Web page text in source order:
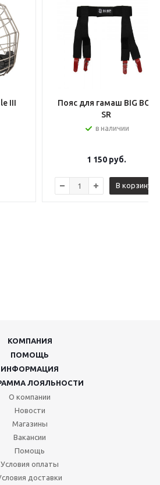
III
Пояс для гамаш BIG BOY
SR
в наличии
1 150руб.
В корзину
КОМПАНИЯ
ПОМОЩЬ
ИНФОРМАЦИЯ
ЛОЯЛЬНОСТИ
О компании
Новости
Магазины
Вакансии
Помощь
Условия оплаты
доставки